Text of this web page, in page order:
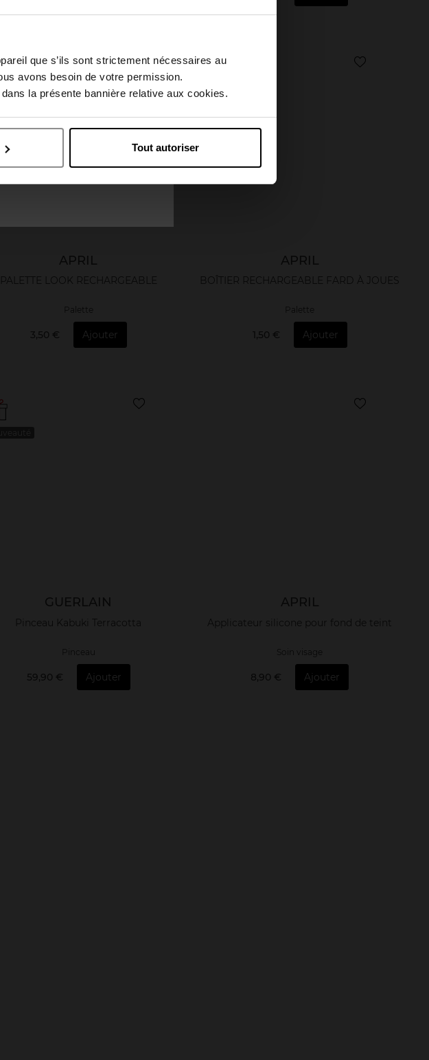
que s’ils sont strictement nécessaires au
avons besoin de votre permission.
la présente bannière relative aux cookies.
Tout autoriser
APRIL
PALETTE LOOK RECHARGEABLE
Palette
3,50 € Ajouter
Nouveauté
APRIL
BOÎTIER RECHARGEABLE FARD À JOUES
Palette
1,50 € Ajouter
GUERLAIN
Pinceau Kabuki Terracotta
Pinceau
59,90 € Ajouter
APRIL
Applicateur silicone pour fond de teint
Soin visage
8,90 € Ajouter
pays